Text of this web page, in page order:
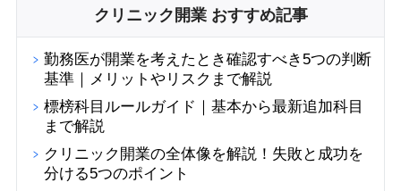
クリニック開業 おすすめ記事
勤務医が開業を考えたとき確認すべき5つの判断
基準｜メリットやリスクまで解説
標榜科目ルールガイド｜基本から最新追加科目
まで解説
クリニック開業の全体像を解説！失敗と成功を
分ける5つのポイント